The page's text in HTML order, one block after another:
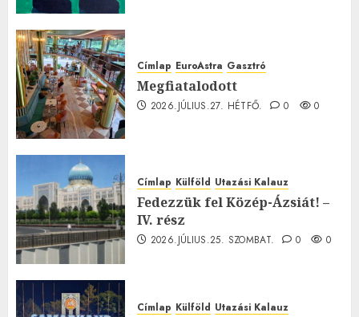
Címlap EuroAstra Gasztró
Megfiatalodott
2026.JÚLIUS.27. HÉTFŐ. 0 0
Címlap Külföld Utazási Kalauz
Fedezzük fel Közép-Ázsiát! –
IV. rész
2026.JÚLIUS.25. SZOMBAT. 0 0
Címlap Külföld Utazási Kalauz